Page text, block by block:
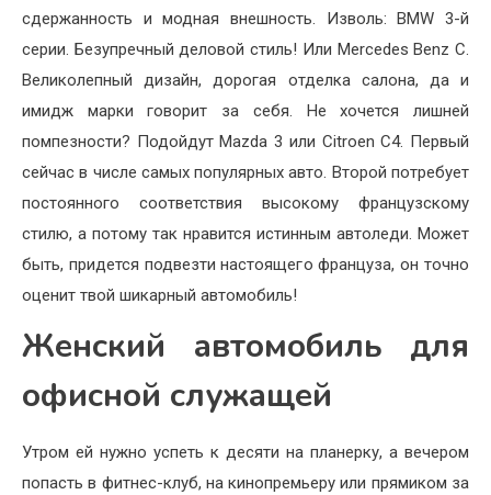
сдержанность и модная внешность. Из­воль: BMW 3-й
серии. Безу­пречный деловой стиль! Или Mercedes Benz С.
Великолепный дизайн, дорогая отделка салона, да и
имидж марки го­ворит за себя. Не хочется лиш­ней
помпезности? Подойдут Mazda 3 или Citroen C4. Пер­вый
сейчас в числе самых попу­лярных авто. Второй потребует
постоянного соответствия вы­сокому французскому
стилю, а потому так нравится истинным автоледи. Может
быть, придется подвезти настоящего француза, он точно
оценит твой шикарный автомобиль!
Женский автомобиль для
офисной служащей
Утром ей нужно успеть к деся­ти на планерку, а вечером
по­пасть в фитнес-клуб, на кинопремьеру или прямиком за